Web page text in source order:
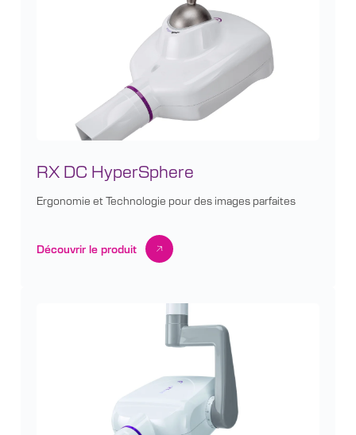
RX DC HyperSphere
Ergonomie et Technologie pour des images parfaites
Découvrir le produit